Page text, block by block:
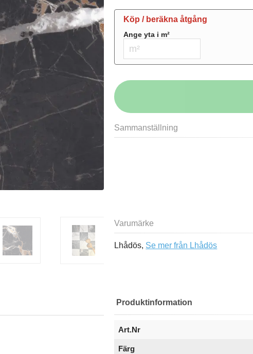
Köp / beräkna åtgång
Ange yta i m²
Sammanställning
Varumärke
Lhådös, Se mer från Lhådös
Produktinformation
Art.Nr
Färg